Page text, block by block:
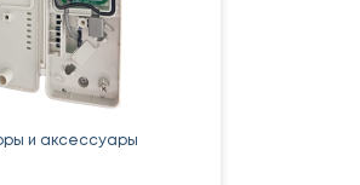
и аксессуары